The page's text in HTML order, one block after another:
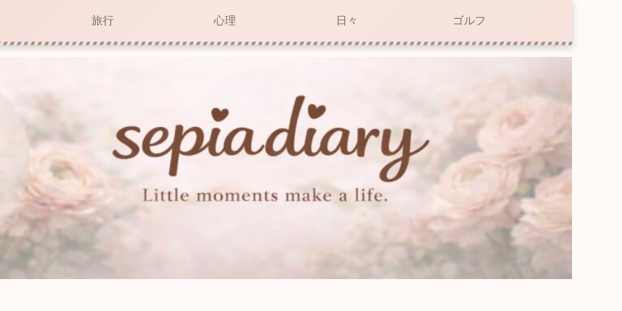
旅行 心理 日々 ゴルフ